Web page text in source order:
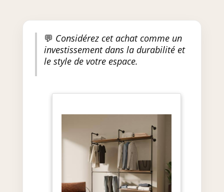
💬 Considérez cet achat comme un
investissement dans la durabilité et
le style de votre espace.